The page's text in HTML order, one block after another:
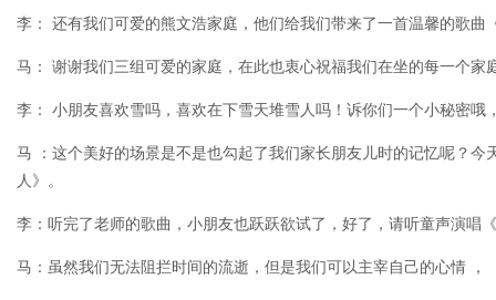
李： 还有我们可爱的熊文浩家庭，他们给我们带来了一首温馨的歌曲
马： 谢谢我们三组可爱的家庭，在此也衷心祝福我们在坐的每一个家
李： 小朋友喜欢雪吗，喜欢在下雪天堆雪人吗！诉你们一个小秘密哦
马 ：这个美好的场景是不是也勾起了我们家长朋友儿时的记忆呢？今
人》。
李：听完了老师的歌曲，小朋友也跃跃欲试了，好了，请听童声演唱
马：虽然我们无法阻拦时间的流逝，但是我们可以主宰自己的心情 ，